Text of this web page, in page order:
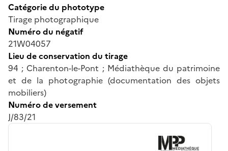
Catégorie du phototype
Tirage photographique
Numéro du négatif
21W04057
Lieu de conservation du tirage
94 ; Charenton-le-Pont ; Médiathèque du patrimoine
et de la photographie (documentation des objets
mobiliers)
Numéro de versement
J/83/21